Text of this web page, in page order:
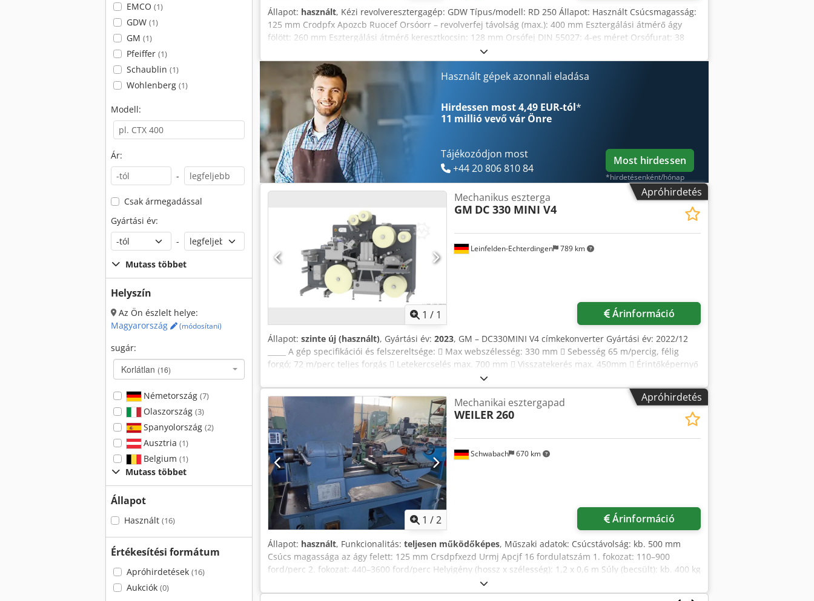
EMCO (1)
GDW (1)
GM (1)
Pfeiffer (1)
Schaublin (1)
Wohlenberg (1)
Modell:
Ár:
-
Csak ármegadással
Gyártási év:
-
Mutass többet
Helyszín
Az Ön észlelt helye:
Magyarország
(módosítani)
sugár:
Korlátlan (16)
Németország (7)
Olaszország (3)
Spanyolország (2)
Ausztria (1)
Belgium (1)
Mutass többet
Állapot
Használt (16)
Értékesítési formátum
Apróhirdetések (16)
Aukciók (0)
Állapot: használt, Kézi revolveresztergagép: GDW Típus/modell: RD 250 Állapot: Használt Csúcsmagasság:
125 mm Crodpfx Apozcb Ruocef Orsóorr – revolverfej távolság (max.): 400 mm Esztergálási átmérő ágy
fölött: 260 mm Esztergálási átmérő keresztkocsin: 128 mm Orsófej DIN 55027: 4-es méret Orsófurat: 38
mm Belsőkúp DIN 228 szerint: MK 5 Tokmányátmérő: 26 mm Fokozatmentes fordulatszám: 60–3 000
ford/perc Szabályozott AC-motor 100% ED, 70 Hz: 4,6 kW Revolver kocsiút: 100 mm Keresztcsúszka út: 90
mm Revolver szerszámbefogó: 6x3/4" Méret (hossz x szélesség x magasság): kb. 1300 x 700 x 1400 mm
Tömeg (felszereltségtől függően): kb. 520 kg Tápellátási igény: 9 kW Felszereltség: – Rezgéscsillapított
közvetlen hajtás a főorsóhoz, fokozatmentesen állítható; mágneses fék a főorsó gyorsfékéhez, orsóleállítás
vészleállítás esetén – 6 állású ferde revolver szán 3/4" befogásokkal – Fokozatmentesen állítható előtoló
sebesség – Revolverkocsi hajtott előtolóval – Pneumatikus szorítós collet tokmány – Átfogó szorítóhüvely
készlet – Vészleállító gomb – Hűtőfolyadék-berendezés – Orsóvédő
Használt gépek azonnali eladása
Hirdessen most 4,49 EUR-tól*
11 millió vevővár Önre
Tájékozódjon most
+44 20 806 810 84
Most hirdessen
*hirdetésenként/hónap
Apróhirdetés
1 / 1
Leinfelden-Echterdingen 789 km
Mechanikus eszterga
GM DC 330 MINI V4
Árinformáció
Állapot: szinte új (használt), Gyártási év: 2023, GM – DC330MINI V4 címkekonverter Gyártási év: 2022/12
_____ A gép specifikációi és felszereltsége:  Max webszélesség: 330 mm  Sebesség 65 m/percig, félig
forgó; 72 m/perc teljes forgás  Letekercselés max. 700 mm  Visszatekerés max. 450mm  Érintőképernyő
Crjdpfxsv Aa Twj Apcef  Flexo egység  Korona  Weedge Control  Félig forgó stancolás  Automatikus
regisztrációs ellenőrzés  GEW – UV  Laminálás  GM SmartCrush _____
Apróhirdetés
1 /2
Schwabach 670 km
Mechanikai esztergapad
WEILER 260
Árinformáció
Állapot: használt, Funkcionalitás: teljesen működőképes, Műszaki adatok: Csúcstávolság: kb. 500 mm
Csúcs magassága az ágy felett: 125 mm Crsdpfxezd Urmj Apcjf 16 fordulatszám 1. fokozat: 110–900
ford/perc 2. fokozat: 440–3600 ford/perc Helyigény (hossz x szélesség): 1,2 x 0,6 m Súly (becsült): kb. 400 kg